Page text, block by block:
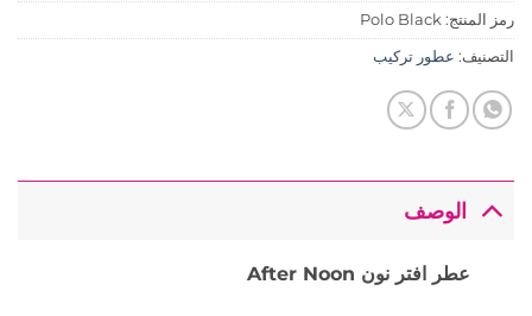
رمز المنتج: Polo Black
التصنيف: عطور تركيب
الوصف
عطر افتر نون After Noon